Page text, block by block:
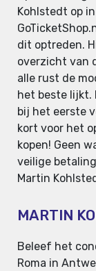
Kohlstedt op
dit optreden.
overzicht van
alle rust de
het beste lijkt.
bij het eerste
kort voor het
kopen! Geen
veilige
Martin
MARTIN
Beleef het
Roma in